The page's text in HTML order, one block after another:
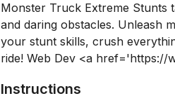
Monster Truck Extreme Stunts
and daring obstacles. Unleash
your stunt skills, crush
ride! Web Dev <a href='https://
Instructions